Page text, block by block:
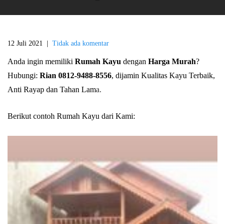
12 Juli 2021 Tidak ada komentar
Anda ingin memiliki Rumah Kayu dengan Harga Murah?
Hubungi: Rian 0812-9488-8556, dijamin Kualitas Kayu Terbaik,
Anti Rayap dan Tahan Lama.
Berikut contoh Rumah Kayu dari Kami: